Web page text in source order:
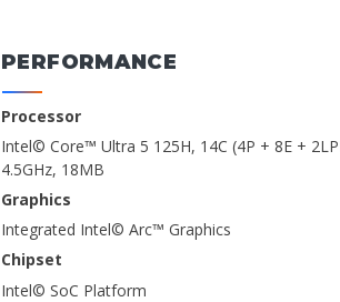
PERFORMANCE
Processor
Intel© Core™ Ultra 5 125H, 14C (4P + 8E +
4.5GHz, 18MB
Graphics
Integrated Intel© Arc™ Graphics
Chipset
Intel© SoC Platform